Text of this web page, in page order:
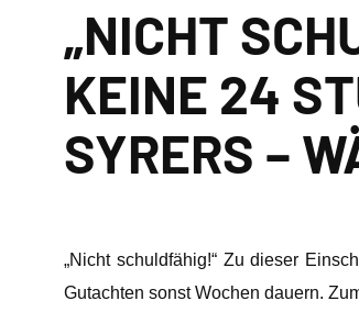
„NICHT
KEINE 24
SYRERS –
„Nicht schuldfähig!“ Zu dieser
Gutachten sonst Wochen dauern.